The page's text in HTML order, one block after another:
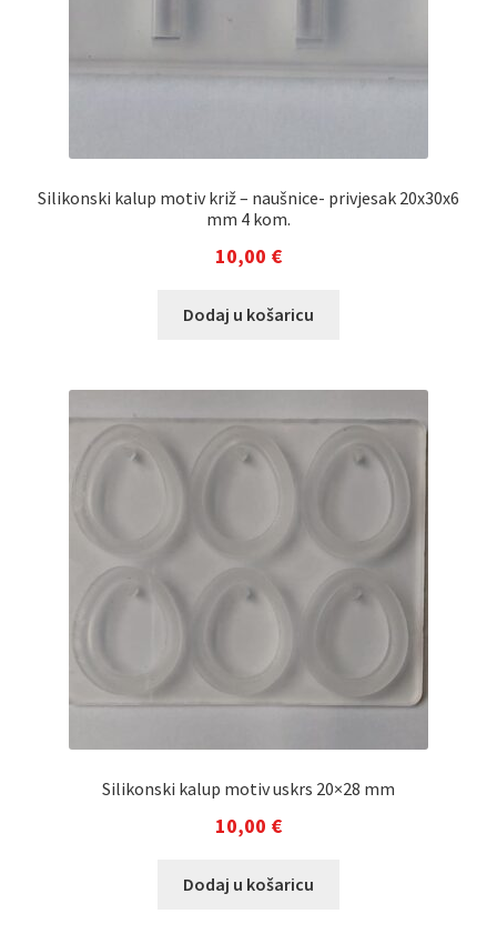
Silikonski kalup motiv križ – naušnice- privjesak 20x30x6
mm 4 kom.
10,00 €
Dodaj u košaricu
Silikonski kalup motiv uskrs 20×28 mm
10,00 €
Dodaj u košaricu